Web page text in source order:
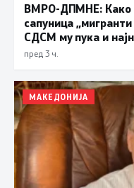
ВМРО-ДПМНЕ: Како
сапуница
СДСМ му пука и
прифаќање на
пред 3 ч.
МАКЕДОНИЈА